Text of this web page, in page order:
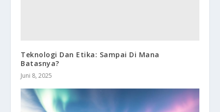
Teknologi Dan Etika: Sampai Di Mana
Batasnya?
Juni 8, 2025